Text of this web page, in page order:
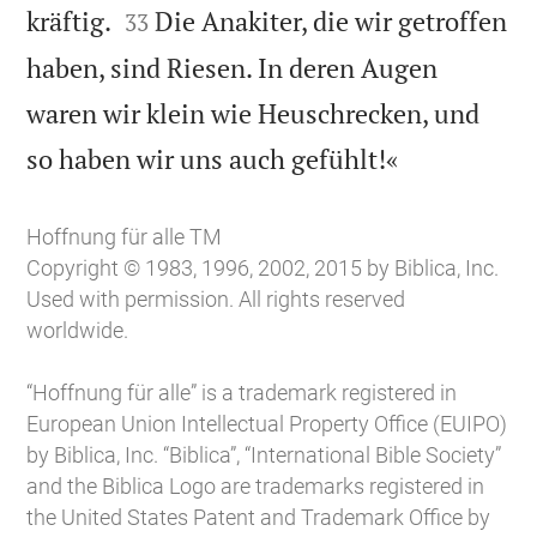
kräftig. 

33 Die Anakiter, die wir getroffen
haben, sind Riesen. In deren Augen
waren wir klein wie Heuschrecken, und
so haben wir uns auch gefühlt!«
Hoffnung für alle TM
Copyright © 1983, 1996, 2002, 2015 by Biblica, Inc.
Used with permission. All rights reserved
worldwide.
“Hoffnung für alle” is a trademark registered in
European Union Intellectual Property Office (EUIPO)
by Biblica, Inc. “Biblica”, “International Bible Society”
and the Biblica Logo are trademarks registered in
the United States Patent and Trademark Office by